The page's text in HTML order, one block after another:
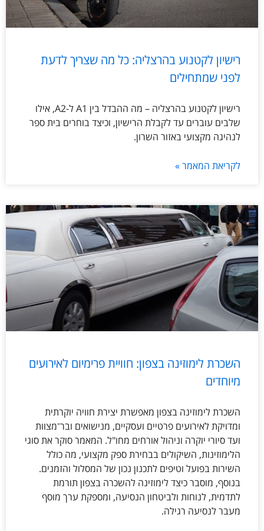
רישיון לקטנוע בהרצליה: כל מה שצריך לדעת
לפני שמתחילים
רישיון לקטנוע בהרצליה – מה ההבדל בין A1 ל-A2, אילו
שלבים עוברים עד לקבלת הרישיון, וכיצד בוחרים בית ספר
לנהיגה מקצועי באזור השרון.
לקריאת המאמר »
השכרת לימוזינה בצפון: חוויית פרימיום לאירועים
מיוחדים
השכרת לימוזינה בצפון מאפשרת יצירת חוויה יוקרתית
ומדויקת לאירועים פרטיים ועסקיים, מנישואים ובר־מצוות
ועד סיורי יוקרה וניהול אורחים מחו"ל. המאמר סוקר את סוגי
הלימוזינות, השיקולים בבחירת ספק מקצועי, מה כולל
השירות בפועל וטיפים לתכנון נכון של המסלול והזמנים.
בנוסף, מוסבר כיצד לימוזינה להשכרה בצפון תורמת
לתדמית, לנוחות ולביטחון הנסיעה, ומספקת ערך מוסף
מעבר לנסיעה רגילה.